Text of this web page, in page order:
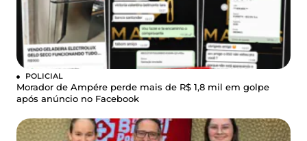
POLICIAL
Morador de Ampére perde mais de R$ 1,8 mil em golpe
após anúncio no Facebook